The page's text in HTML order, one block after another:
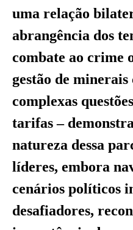
uma relação
abrangência dos
combate ao crime
gestão de
complexas
tarifas –
natureza dessa
líderes, embora
cenários políticos
desafiadores,